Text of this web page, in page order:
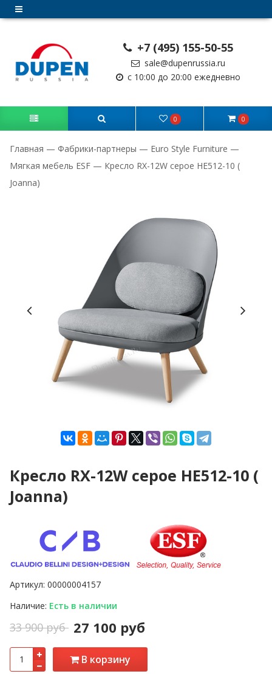
+7 (495) 155-50-55
sale@dupenrussia.ru
с 10:00 до 20:00 ежедневно
0 0
Главная — Фабрики-партнеры — Euro Style Furniture —
Мягкая мебель ESF — Кресло RX-12W серое HE512-10 (
Joanna)
Кресло RX-12W серое HE512-10 (
Joanna)
Артикул: 00000004157
Наличие: Есть в наличии
33 900 руб 27 100 руб
В корзину